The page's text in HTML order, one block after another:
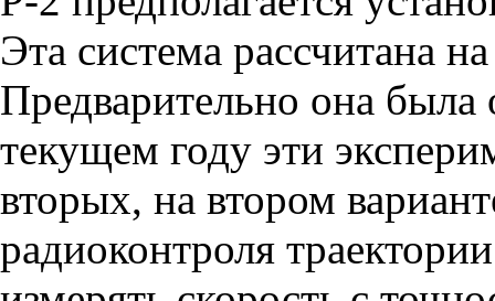
Эта система рассчитана
Предварительно она
текущем году эти
вторых, на втором
радиоконтроля